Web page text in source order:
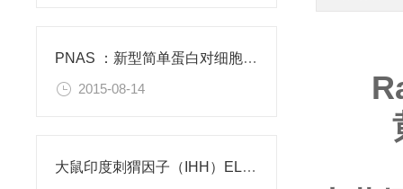
PNAS ：新型简单蛋白对细胞功能有积极作用
2015-08-14
大鼠印度刺猬因子（IHH）ELISA试剂盒